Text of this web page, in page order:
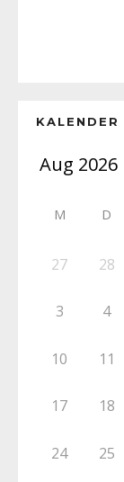
KALENDER
M D
27 28
3 4
10 11
17 18
24 25